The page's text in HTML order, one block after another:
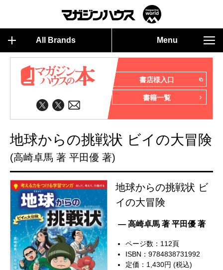
All Brands Menu
書店様入口
書籍一覧
地球からの挑戦状 ビイの大冒険
(高崎卓馬 著 平田優 著)
地球からの挑戦状 ビ
イの大冒険
— 高崎卓馬 著 平田優 著
ページ数：112頁
ISBN：9784838731992
定価：1,430円 (税込)